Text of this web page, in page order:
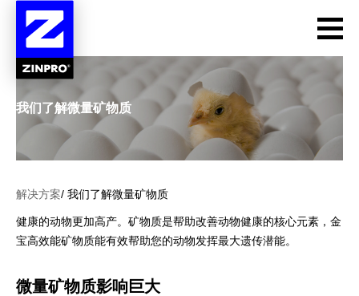
关于我们
解决方案
动物物种
产品列表
我们了解微量矿物质
解决方案/ 我们了解微量矿物质
健康的动物更加高产。矿物质是帮助改善动物健康的核心元素，金
宝高效能矿物质能有效帮助您的动物发挥最大遗传潜能。
微量矿物质影响巨大